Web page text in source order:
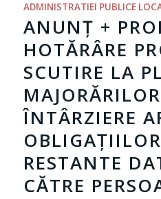
ADMINISTRATIEI PUBLICE
ANUNȚ +
HOTĂRÂRE
SCUTIRE LA
ÎNTÂRZIERE
RESTANTE
CĂTRE